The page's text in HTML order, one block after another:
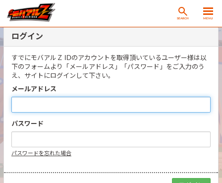
SEARCH MENU
ログイン
すでにモバアルＺ IDのアカウントを取得頂いているユーザー様は以
下のフォームより「メールアドレス」「パスワード」をご入力のう
え、サイトにログインして下さい。
メールアドレス
パスワード
パスワードを忘れた場合